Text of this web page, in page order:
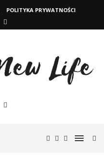
POLITYKA PRYWATNOŚCI